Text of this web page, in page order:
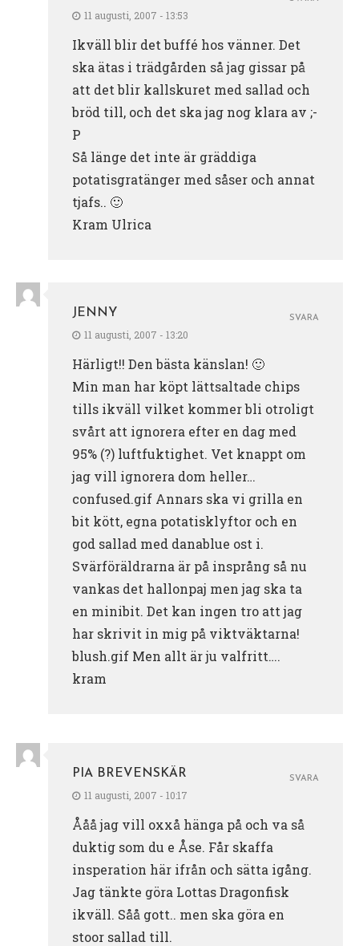
11 augusti, 2007 - 13:53
Ikväll blir det buffé hos vänner. Det
ska ätas i trädgården så jag gissar på
att det blir kallskuret med sallad och
bröd till, och det ska jag nog klara av ;-
P
Så länge det inte är gräddiga
potatisgratänger med såser och annat
tjafs.. 🙂
Kram Ulrica
JENNY
11 augusti, 2007 - 13:20
Härligt!! Den bästa känslan! 🙂
Min man har köpt lättsaltade chips
tills ikväll vilket kommer bli otroligt
svårt att ignorera efter en dag med
95% (?) luftfuktighet. Vet knappt om
jag vill ignorera dom heller…
confused.gif Annars ska vi grilla en
bit kött, egna potatisklyftor och en
god sallad med danablue ost i.
Svärföräldrarna är på insprång så nu
vankas det hallonpaj men jag ska ta
en minibit. Det kan ingen tro att jag
har skrivit in mig på viktväktarna!
blush.gif Men allt är ju valfritt….
kram
SVARA
PIA BREVENSKÄR
11 augusti, 2007 - 10:17
Ååå jag vill oxxå hänga på och va så
duktig som du e Åse. Får skaffa
insperation här ifrån och sätta igång.
Jag tänkte göra Lottas Dragonfisk
ikväll. Såå gott.. men ska göra en
stoor sallad till.
SVARA